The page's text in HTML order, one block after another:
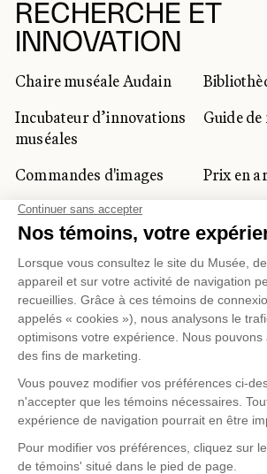
RECHERCHE ET
INNOVATION
Chaire muséale Audain
Incubateur d’innovations
muséales
Guide
Commandes d'images
Prix en
Prix Lynne-Cohen
CLIENTÈLE
ET PRIVÉE
Location d'espaces
Activités
tourisme
Gestion des témoinsPolitique de